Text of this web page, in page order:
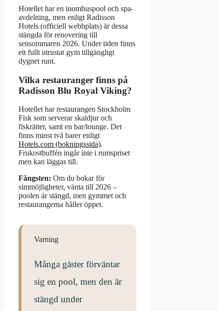
Hotellet har en inomhuspool och spa-
avdelning, men enligt Radisson
Hotels (officiell webbplats) är dessa
stängda för renovering till
sensommaren 2026. Under tiden finns
ett fullt utrustat gym tillgängligt
dygnet runt.
Vilka restauranger finns på
Radisson Blu Royal Viking?
Hotellet har restaurangen Stockholm
Fisk som serverar skaldjur och
fiskrätter, samt en bar/lounge. Det
finns minst två barer enligt
Hotels.com (bokningssida).
Frukostbuffén ingår inte i rumspriset
men kan läggas till.
Fångsten: Om du bokar för
simmöjligheter, vänta till 2026 –
poolen är stängd, men gymmet och
restaurangerna håller öppet.
Varning
Många gäster förväntar
sig en pool, men den är
stängd under